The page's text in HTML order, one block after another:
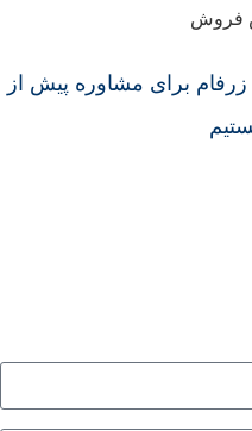
زرفام برای مشاوره پیش از